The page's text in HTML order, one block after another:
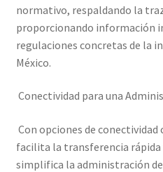
normativo, respaldando la
proporcionando información
regulaciones concretas de la
México.
Conectividad para una
Con opciones de conectividad
facilita la transferencia rápida
simplifica la administración